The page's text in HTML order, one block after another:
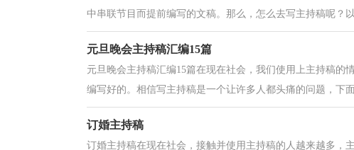
中串联节目而提前编写的文稿。那么，怎么去写主持稿呢？
元旦晚会主持稿汇编15篇
元旦晚会主持稿汇编15篇在现在社会，我们使用上主持稿的
编写好的。相信写主持稿是一个让许多人都头痛的问题，下
订婚主持稿
订婚主持稿在现在社会，接触并使用主持稿的人越来越多，